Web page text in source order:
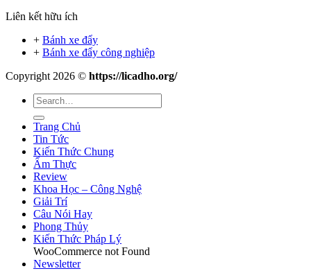
Liên kết hữu ích
+ Bánh xe đẩy
+ Bánh xe đẩy công nghiệp
Copyright 2026 © https://licadho.org/
Trang Chủ
Tin Tức
Kiến Thức Chung
Ẩm Thực
Review
Khoa Học – Công Nghệ
Giải Trí
Câu Nói Hay
Phong Thủy
Kiến Thức Pháp Lý
WooCommerce not Found
Newsletter